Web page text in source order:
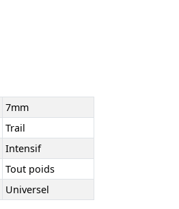
7mm
Trail
Intensif
Tout poids
Universel